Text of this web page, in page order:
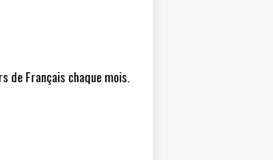
de Français chaque mois.